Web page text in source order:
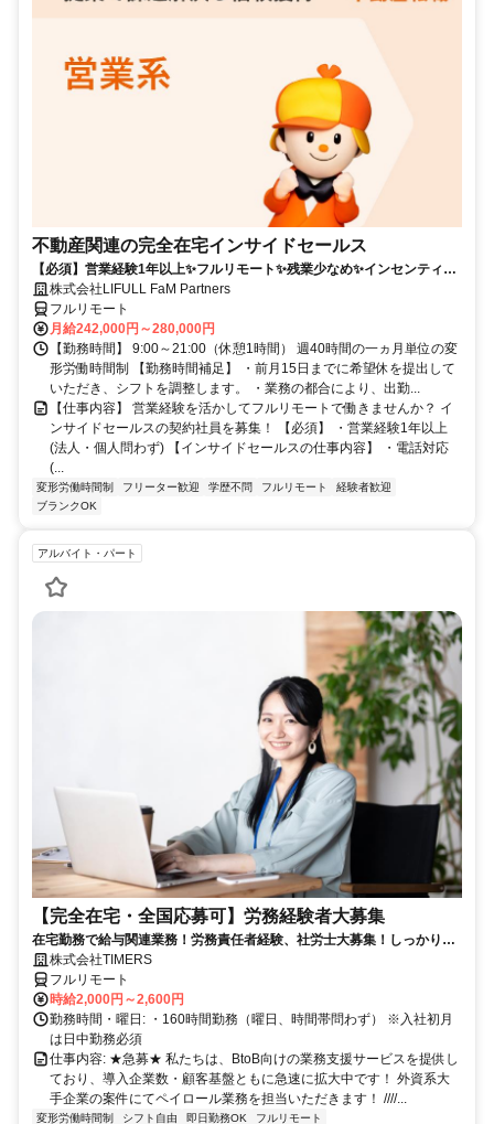
不動産関連の完全在宅インサイドセールス
【必須】営業経験1年以上✨フルリモート✨残業少なめ✨インセンティブ
有 株式会社LIFULL FaM Partners
フルリモート
月給242,000円～280,000円
【勤務時間】 9:00～21:00（休憩1時間） 週40時間の一ヵ月単位の変
形労働時間制 【勤務時間補足】 ・前月15日までに希望休を提出して
いただき、シフトを調整します。 ・業務の都合により、出勤...
【仕事内容】 営業経験を活かしてフルリモートで働きませんか？ イ
ンサイドセールスの契約社員を募集！ 【必須】 ・営業経験1年以上
(法人・個人問わず) 【インサイドセールスの仕事内容】 ・電話対応
(...
変形労働時間制 フリーター歓迎 学歴不問 フルリモート
経験者歓迎
ブランクOK
アルバイト・パート
【完全在宅・全国応募可】労務経験者大募集
在宅勤務で給与関連業務！労務責任者経験、社労士大募集！しっかり稼
ぎたい方、注目！
株式会社TIMERS
フルリモート
時給2,000円～2,600円
勤務時間・曜日: ・160時間勤務（曜日、時間帯問わず） ※入社初月
は日中勤務必須
仕事内容: ★急募★ 私たちは、BtoB向けの業務支援サービスを提供し
ており、導入企業数・顧客基盤ともに急速に拡大中です！ 外資系大
手企業の案件にてペイロール業務を担当いただきます！ ////...
変形労働時間制 シフト自由 即日勤務OK フルリモート